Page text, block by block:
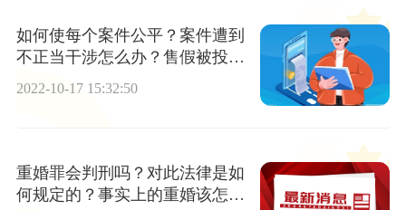
如何使每个案件公平？案件遭到
不正当干涉怎么办？售假被投诉
到工商局怎么办？
2022-10-17 15:32:50
重婚罪会判刑吗？对此法律是如
何规定的？事实上的重婚该怎么